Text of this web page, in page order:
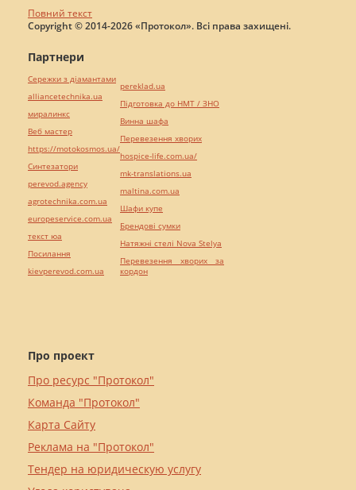
Повний текст
Copyright © 2014-2026 «Протокол». Всі права захищені.
Про проект
Про ресурс "Протокол"
Команда "Протокол"
Карта Сайту
Реклама на "Протокол"
Тендер на юридическую услугу
Партнери
Сережки з діамантами
alliancetechnika.ua
миралинкс
Веб мастер
https://motokosmos.ua/
Синтезатори
perevod.agency
agrotechnika.com.ua
europeservice.com.ua
текст юа
Посилання
kievperevod.com.ua
pereklad.ua
Підготовка до НМТ / ЗНО
Винна шафа
Перевезення хворих
hospice-life.com.ua/
mk-translations.ua
maltina.com.ua
Шафи купе
Брендові сумки
Натяжні стелі Nova Stelya
Перевезення хворих за
кордон